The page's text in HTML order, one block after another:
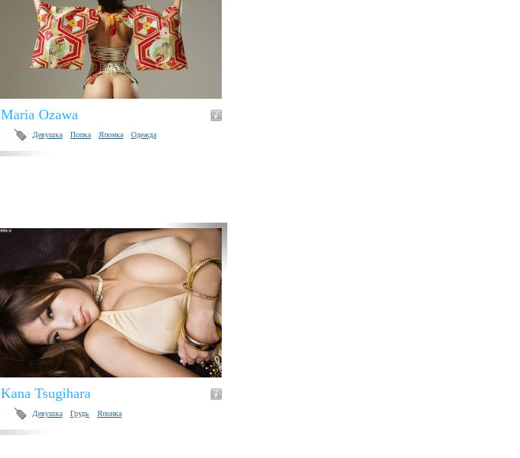
Maria Ozawa
Девушка Попка Японка Одежда
Kana Tsugihara
Девушка Грудь Японка